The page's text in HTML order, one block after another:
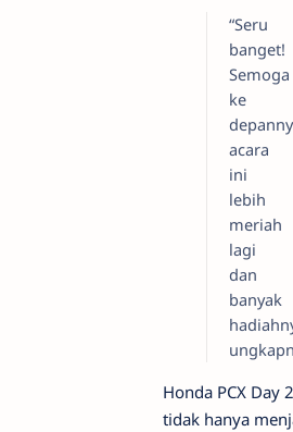
“Seru
banget!
Semoga
ke
acara
ini
lebih
meriah
lagi
dan
banyak
Honda PCX Day
tidak hanya